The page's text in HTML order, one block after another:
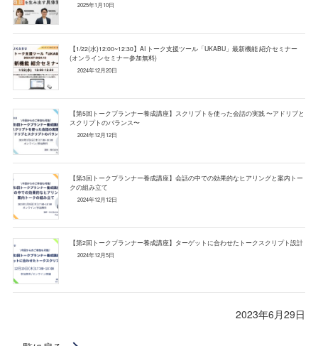
2025年1月10日
【1/22(水)12:00~12:30】AI トーク支援ツール「UKABU」最新機能 紹介セミナー
(オンラインセミナー参加無料)
2024年12月20日
【第5回トークプランナー養成講座】スクリプトを使った会話の実践 〜アドリブと
スクリプトのバランス〜
2024年12月12日
【第3回トークプランナー養成講座】会話の中での効果的なヒアリングと案内トー
クの組み立て
2024年12月12日
【第2回トークプランナー養成講座】ターゲットに合わせたトークスクリプト設計
2024年12月5日
2023年6月29日